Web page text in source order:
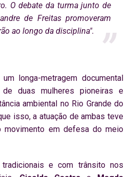
O debate da turma junto de
de Freitas promoveram
ao longo da disciplina".
longa-metragem documental
duas mulheres pioneiras e
ambiental no Rio Grande do
isso, a atuação de ambas teve
movimento em defesa do meio
e com trânsito nos